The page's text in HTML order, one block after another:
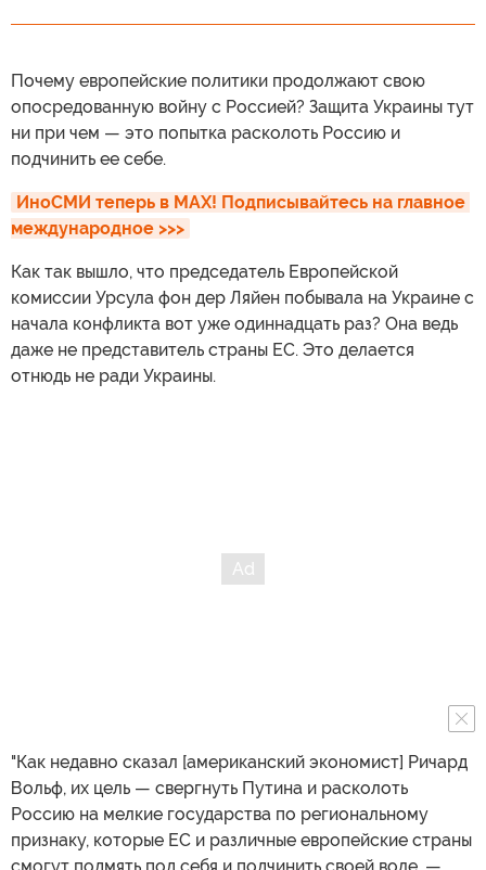
Почему европейские политики продолжают свою
опосредованную войну с Россией? Защита Украины тут
ни при чем — это попытка расколоть Россию и
подчинить ее себе.
ИноСМИ теперь в MAX! Подписывайтесь на главное
международное >>>
Как так вышло, что председатель Европейской
комиссии Урсула фон дер Ляйен побывала на Украине с
начала конфликта вот уже одиннадцать раз? Она ведь
даже не представитель страны ЕС. Это делается
отнюдь не ради Украины.
"Как недавно сказал [американский экономист] Ричард
Вольф, их цель — свергнуть Путина и расколоть
Россию на мелкие государства по региональному
признаку, которые ЕС и различные европейские страны